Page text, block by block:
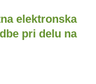
elektronska
pri delu na